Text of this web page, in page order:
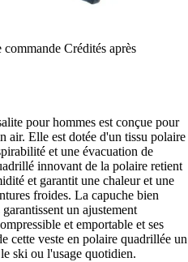
commande Crédités après
pour hommes est conçue pour
air. Elle est dotée d'un tissu polaire
et une évacuation de
innovant de la polaire retient
et garantit une chaleur et une
froides. La capuche bien
un ajustement
et emportable et ses
cette veste en polaire quadrillée un
ski ou l'usage quotidien.